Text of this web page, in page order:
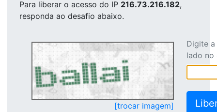
Para liberar o acesso do IP 216.73.216.182,
responda ao desafio abaixo.
[trocar imagem]
Digite
lado no